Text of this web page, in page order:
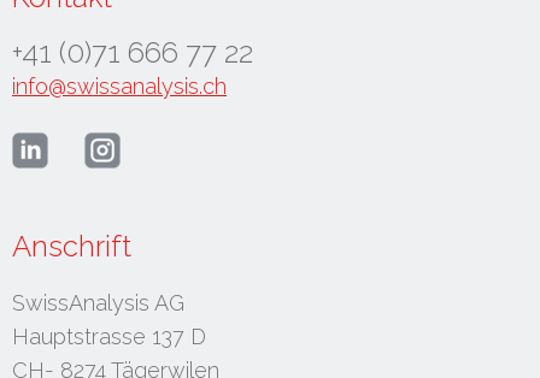
+41 (0)71 666 77 22
info@swissanalysis.ch
Anschrift
SwissAnalysis AG
Hauptstrasse 137 D
CH- 8274 Tägerwilen